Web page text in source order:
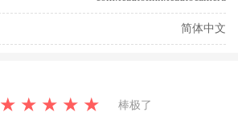
简体中文
★ ★ ★ ★ ★ 棒极了